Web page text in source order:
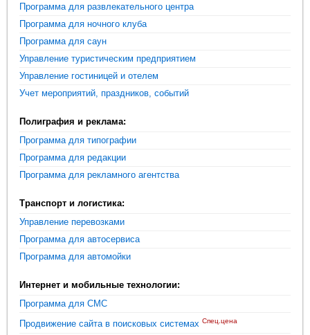
Программа для развлекательного центра
Программа для ночного клуба
Программа для саун
Управление туристическим предприятием
Управление гостиницей и отелем
Учет мероприятий, праздников, событий
Полиграфия и реклама:
Программа для типографии
Программа для редакции
Программа для рекламного агентства
Транспорт и логистика:
Управление перевозками
Программа для автосервиса
Программа для автомойки
Интернет и мобильные технологии:
Программа для СМС
Продвижение сайта в поисковых системах Спец.цена